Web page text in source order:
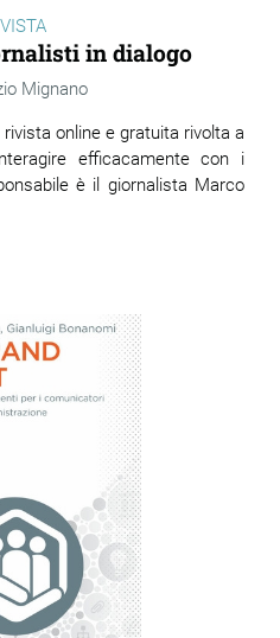
in dialogo
Mignano
rivista online e gratuita rivolta a
efficacamente con i
è il giornalista Marco